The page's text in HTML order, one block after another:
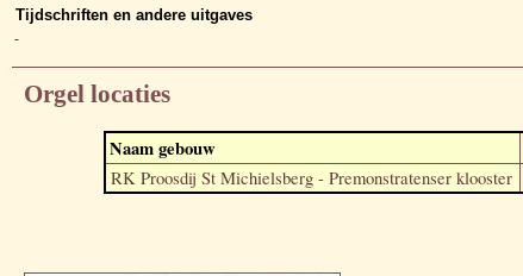
Tijdschriften en andere uitgaves
-
Orgel locaties
Naam gebouw
RK Proosdij St Michielsberg - Premonstratenser klooster